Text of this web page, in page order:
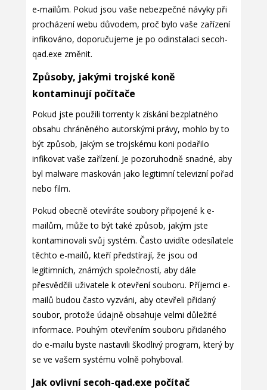
e-mailům. Pokud jsou vaše nebezpečné návyky při
procházení webu důvodem, proč bylo vaše zařízení
infikováno, doporučujeme je po odinstalaci secoh-
qad.exe změnit.
Způsoby, jakými trojské koně
kontaminují počítače
Pokud jste použili torrenty k získání bezplatného
obsahu chráněného autorskými právy, mohlo by to
být způsob, jakým se trojskému koni podařilo
infikovat vaše zařízení. Je pozoruhodně snadné, aby
byl malware maskován jako legitimní televizní pořad
nebo film.
Pokud obecně otevíráte soubory připojené k e-
mailům, může to být také způsob, jakým jste
kontaminovali svůj systém. Často uvidíte odesílatele
těchto e-mailů, kteří předstírají, že jsou od
legitimních, známých společností, aby dále
přesvědčili uživatele k otevření souboru. Příjemci e-
mailů budou často vyzváni, aby otevřeli přidaný
soubor, protože údajně obsahuje velmi důležité
informace. Pouhým otevřením souboru přidaného
do e-mailu byste nastavili škodlivý program, který by
se ve vašem systému volně pohyboval.
Jak ovlivní secoh-qad.exe počítač